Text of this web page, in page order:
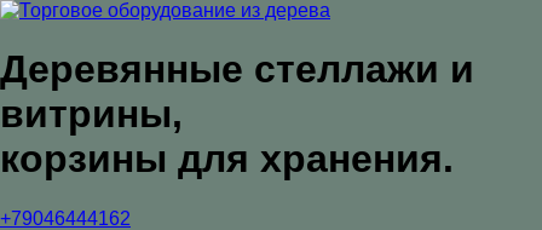
Деревянные стеллажи и
витрины,
корзины для хранения.
+79046444162